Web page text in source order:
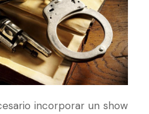
incorporar un show